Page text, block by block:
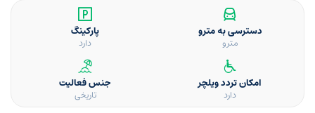
دسترسی به مترو
مترو
پارکینگ
دارد
امکان تردد ویلچر
دارد
جنس فعالیت
تاریخی